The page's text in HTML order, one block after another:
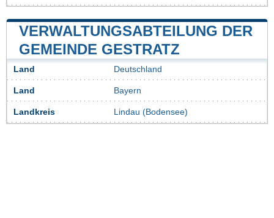
VERWALTUNGSABTEILUNG DER
GEMEINDE GESTRATZ
Land Deutschland
Land Bayern
Landkreis Lindau (Bodensee)